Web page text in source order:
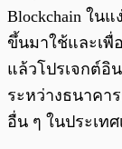
Blockchain ในแ
ขึ้นมาใช้และเพื่
แล้วโปรเจกต์อิ
ระหว่างธนาคา
อื่น ๆ ในประเทศ